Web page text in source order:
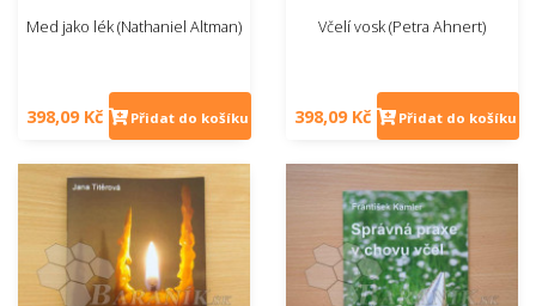
Med jako lék (Nathaniel Altman)
398,09 Kč Přidat do košíku
Včelí vosk (Petra Ahnert)
398,09 Kč Přidat do košíku